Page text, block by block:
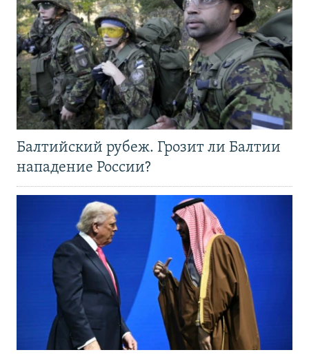
Балтийский рубеж. Грозит ли Балтии
нападение России?